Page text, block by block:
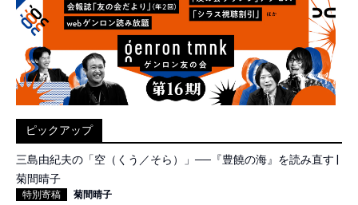
ピックアップ
三島由紀夫の「空（くう／そら）」──『豊饒の海』を読み直す |
菊間晴子
特別寄稿 菊間晴子